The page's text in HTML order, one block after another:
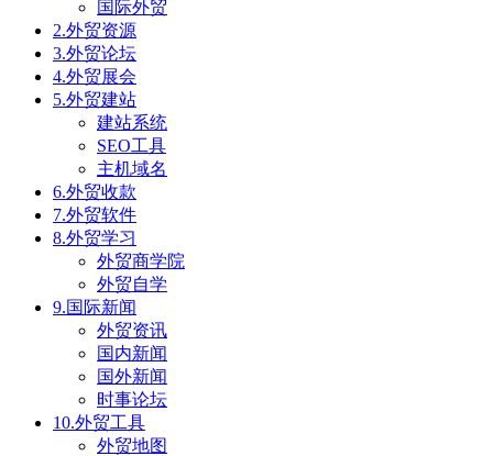
国际外贸
2.外贸资源
3.外贸论坛
4.外贸展会
5.外贸建站
建站系统
SEO工具
主机域名
6.外贸收款
7.外贸软件
8.外贸学习
外贸商学院
外贸自学
9.国际新闻
外贸资讯
国内新闻
国外新闻
时事论坛
10.外贸工具
外贸地图